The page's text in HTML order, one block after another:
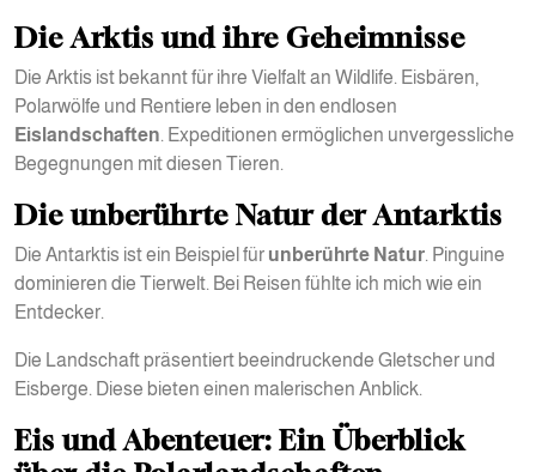
Die Arktis und ihre Geheimnisse
Die Arktis ist bekannt für ihre Vielfalt an Wildlife. Eisbären,
Polarwölfe und Rentiere leben in den endlosen
Eislandschaften. Expeditionen ermöglichen unvergessliche
Begegnungen mit diesen Tieren.
Die unberührte Natur der Antarktis
Die Antarktis ist ein Beispiel für unberührte Natur. Pinguine
dominieren die Tierwelt. Bei Reisen fühlte ich mich wie ein
Entdecker.
Die Landschaft präsentiert beeindruckende Gletscher und
Eisberge. Diese bieten einen malerischen Anblick.
Eis und Abenteuer: Ein Überblick